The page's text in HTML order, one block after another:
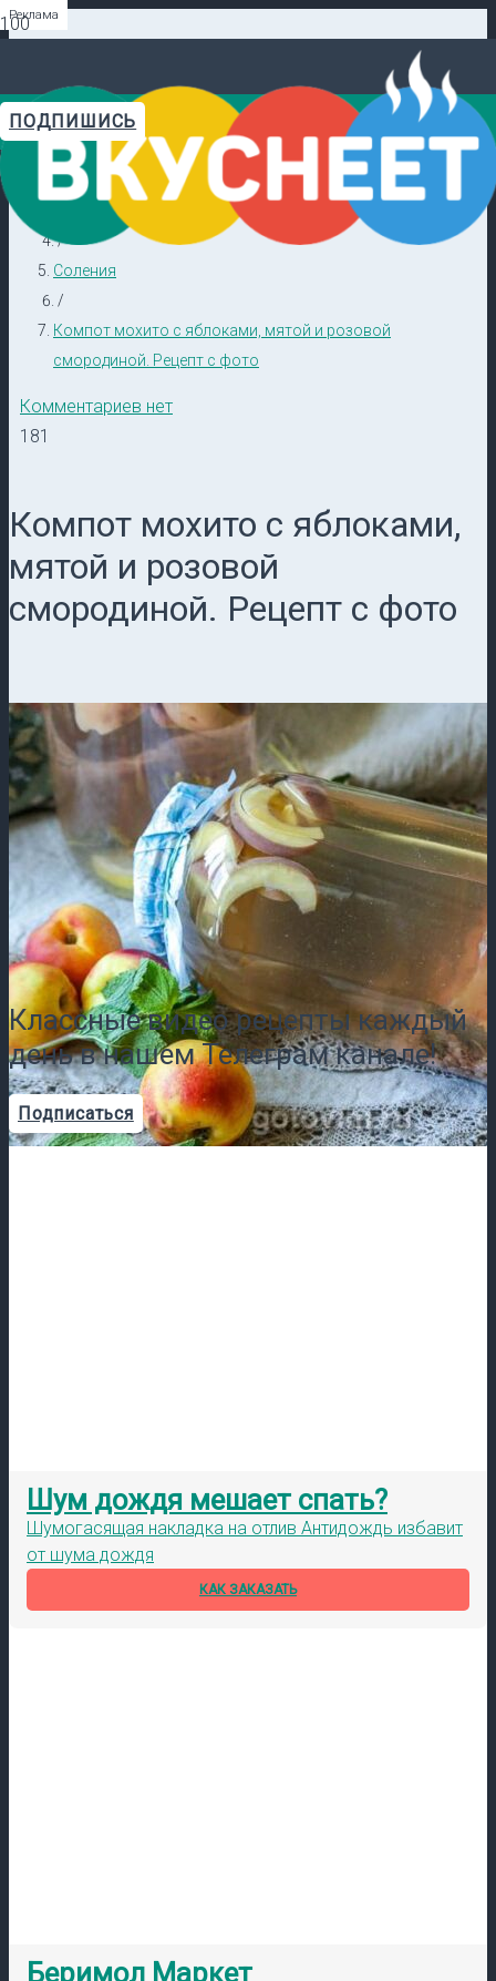
ПОДПИШИСЬ
Видеорецепты в ТГ →
Главная
/
Закуски
/
Соления
/
Компот мохито с яблоками, мятой и розовой
смородиной. Рецепт с фото
Комментариев нет
181
Компот мохито с яблоками,
мятой и розовой
смородиной. Рецепт с фото
Классные видео рецепты каждый
день в нашем Телеграм канале!
Подписаться
Шум дождя мешает спать?
Шумогасящая накладка на отлив Антидождь избавит
от шума дождя
КАК ЗАКАЗАТЬ
Реклама
Беримол Маркет
Реклама
Реклама
Реклама
Реклама
Реклама